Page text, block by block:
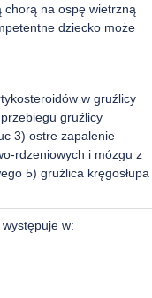
chorą na ospę wietrzną
dziecko może
w gruźlicy
gruźlicy
3) ostre zapalenie
rdzeniowych i mózgu z
5) gruźlica kręgosłupa
w: